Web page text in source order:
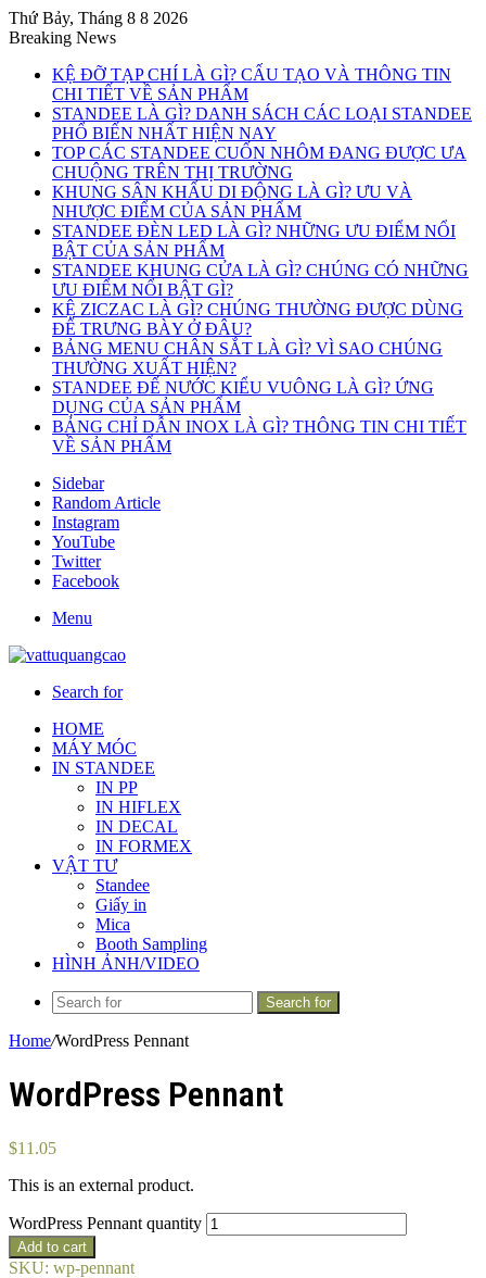
Thứ Bảy, Tháng 8 8 2026
Breaking News
KỆ ĐỠ TẠP CHÍ LÀ GÌ? CẤU TẠO VÀ THÔNG TIN
CHI TIẾT VỀ SẢN PHẨM
STANDEE LÀ GÌ? DANH SÁCH CÁC LOẠI STANDEE
PHỔ BIẾN NHẤT HIỆN NAY
TOP CÁC STANDEE CUỐN NHÔM ĐANG ĐƯỢC ƯA
CHUỘNG TRÊN THỊ TRƯỜNG
KHUNG SÂN KHẤU DI ĐỘNG LÀ GÌ? ƯU VÀ
NHƯỢC ĐIỂM CỦA SẢN PHẨM
STANDEE ĐÈN LED LÀ GÌ? NHỮNG ƯU ĐIỂM NỔI
BẬT CỦA SẢN PHẨM
STANDEE KHUNG CỬA LÀ GÌ? CHÚNG CÓ NHỮNG
ƯU ĐIỂM NỔI BẬT GÌ?
KỆ ZICZAC LÀ GÌ? CHÚNG THƯỜNG ĐƯỢC DÙNG
ĐỂ TRƯNG BÀY Ở ĐÂU?
BẢNG MENU CHÂN SẮT LÀ GÌ? VÌ SAO CHÚNG
THƯỜNG XUẤT HIỆN?
STANDEE ĐẾ NƯỚC KIỂU VUÔNG LÀ GÌ? ỨNG
DỤNG CỦA SẢN PHẨM
BẢNG CHỈ DẪN INOX LÀ GÌ? THÔNG TIN CHI TIẾT
VỀ SẢN PHẨM
Sidebar
Random Article
Instagram
YouTube
Twitter
Facebook
Menu
Search for
HOME
MÁY MÓC
IN STANDEE
IN PP
IN HIFLEX
IN DECAL
IN FORMEX
VẬT TƯ
Standee
Giấy in
Mica
Booth Sampling
HÌNH ẢNH/VIDEO
Search for
Home/WordPress Pennant
WordPress Pennant
$11.05
This is an external product.
WordPress Pennant quantity
Add to cart
SKU: wp-pennant